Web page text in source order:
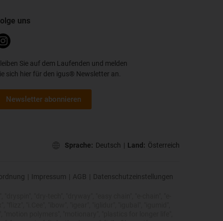
uns
Sie auf dem Laufenden und melden
sich hier für den igus® Newsletter an.
Newsletter abonnieren
Sprache: Deutsch | Land: Österreich
| Impressum | AGB | Datenschutzeinstellungen